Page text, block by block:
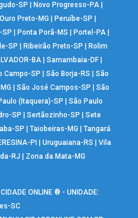
SP Novo Progresso-PA
Ouro Preto-MG Peruíbe-SP
SP Ponta Porã-MS Portel-PA|
SP Ribeirão Preto-SP
Rolim
BA |Samambaia-DF
Campo-SP São Borja-RS
São
São José Campos-SP
São
(Itaquera)-SP
São Paulo
SP Sertãozinho-SP
Sete
SP |Taiobeiras-MG |Tangará
PI Uruguaiana-RS
Vila
RJ Zona da Mata-MG
ONLINE ® - UNIDADE:
SC